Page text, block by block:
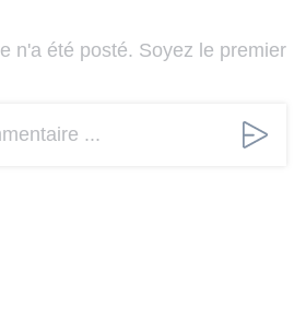
n'a été posté. Soyez le premier
...